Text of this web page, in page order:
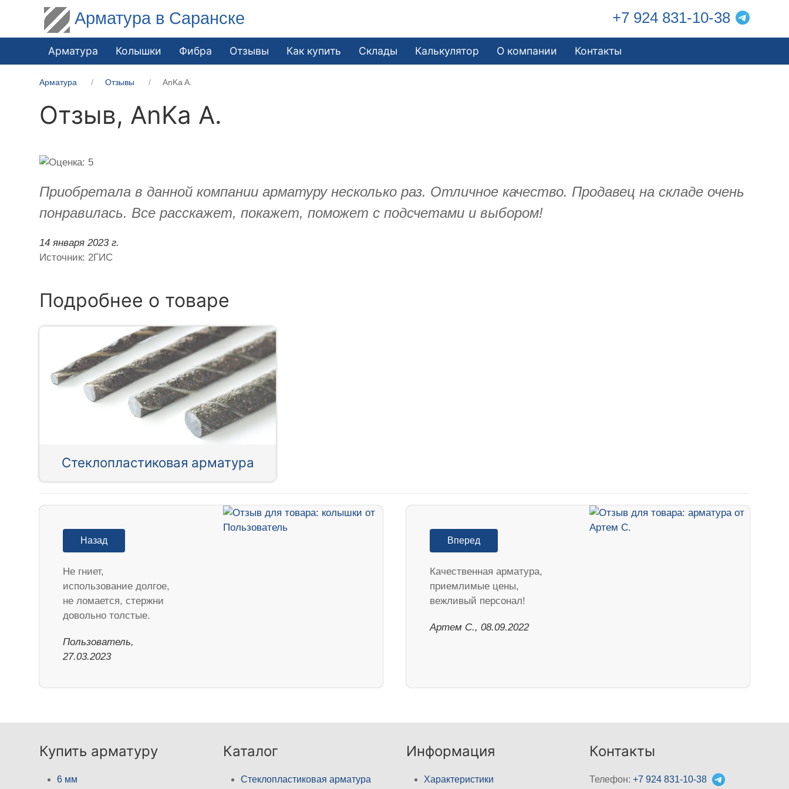
Арматура в Саранске +7 924 831-10-38
Арматура Колышки Фибра Отзывы Как купить Склады Калькулятор О компании Контакты
Арматура Отзывы AnKa A.
Отзыв, AnKa A.
Приобретала в данной компании арматуру несколько раз. Отличное качество. Продавец на складе очень
понравилась. Все расскажет, покажет, поможет с подсчетами и выбором!
14 января 2023 г.
Источник: 2ГИС
Подробнее о товаре
Стеклопластиковая арматура
Назад
Не гниет,
использование долгое,
не ломается, стержни
довольно толстые.
Пользователь,
27.03.2023
Вперед
Качественная арматура,
приемлимые цены,
вежливый персонал!
Артем С., 08.09.2022
Купить арматуру
6 мм
Каталог
Стеклопластиковая арматура
Информация
Характеристики
Контакты
Телефон:+7 924 831-10-38